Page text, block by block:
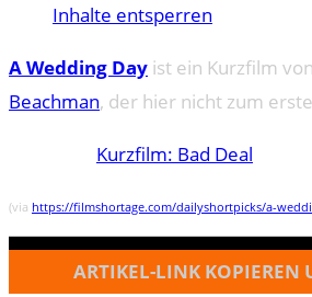
Inhalte entsperren
A Wedding Day ist ein Kurzfilm von
Beachman, der hier nicht zum
Kurzfilm: Bad Deal
(via https://filmshortage.com/dailyshortpicks/a-
ARTIKEL-LINK KOPIEREN